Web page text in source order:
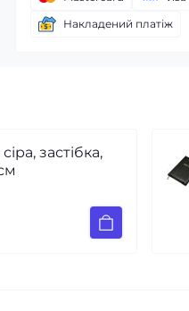
Накладений платіж
перекл.,
застібка,